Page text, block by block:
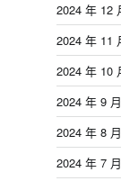
2024 年 12
2024 年 11
2024 年 10
2024 年 9 月
2024 年 8 月
2024 年 7 月